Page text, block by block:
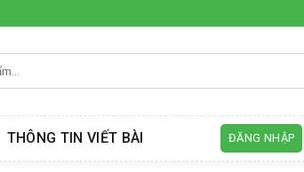
THÔNG TIN VIẾT BÀI ĐĂNG NHẬP